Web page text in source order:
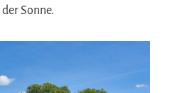
Sonne.